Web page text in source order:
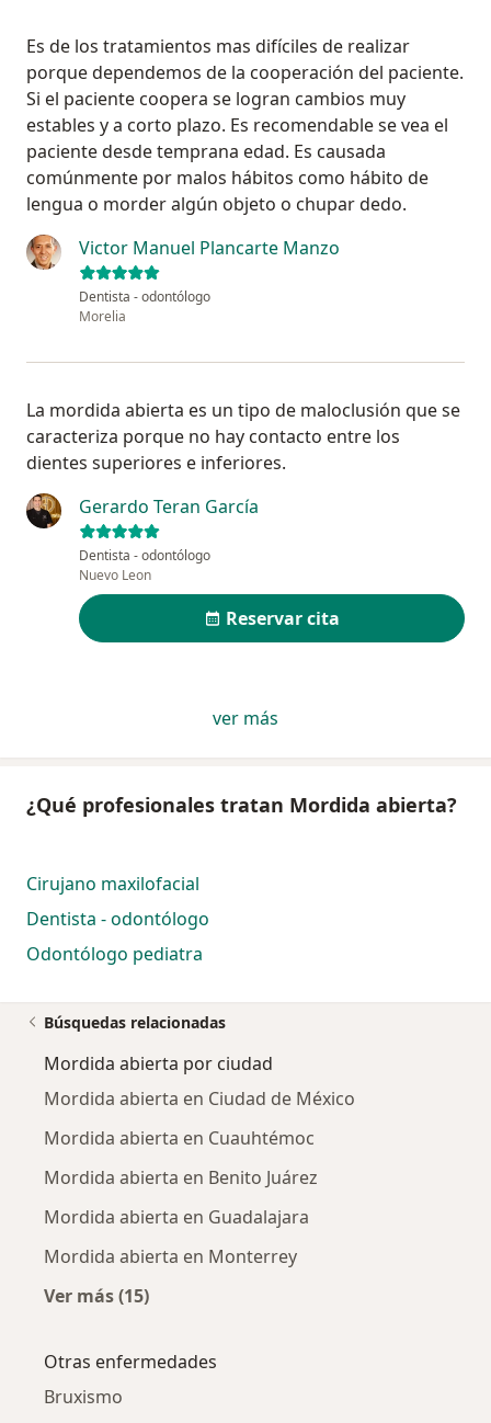
Es de los tratamientos mas difíciles de realizar
porque dependemos de la cooperación del paciente.
Si el paciente coopera se logran cambios muy
estables y a corto plazo. Es recomendable se vea el
paciente desde temprana edad. Es causada
comúnmente por malos hábitos como hábito de
lengua o morder algún objeto o chupar dedo.
Victor Manuel Plancarte Manzo
Dentista - odontólogo
Morelia
La mordida abierta es un tipo de maloclusión que se
caracteriza porque no hay contacto entre los
dientes superiores e inferiores.
Gerardo Teran García
Dentista - odontólogo
Nuevo Leon
Reservar cita
ver más
¿Qué profesionales tratan Mordida abierta?
Cirujano maxilofacial
Dentista - odontólogo
Odontólogo pediatra
Búsquedas relacionadas
Mordida abierta por ciudad
Mordida abierta en Ciudad de México
Mordida abierta en Cuauhtémoc
Mordida abierta en Benito Juárez
Mordida abierta en Guadalajara
Mordida abierta en Monterrey
Ver más (15)
Otras enfermedades
Bruxismo